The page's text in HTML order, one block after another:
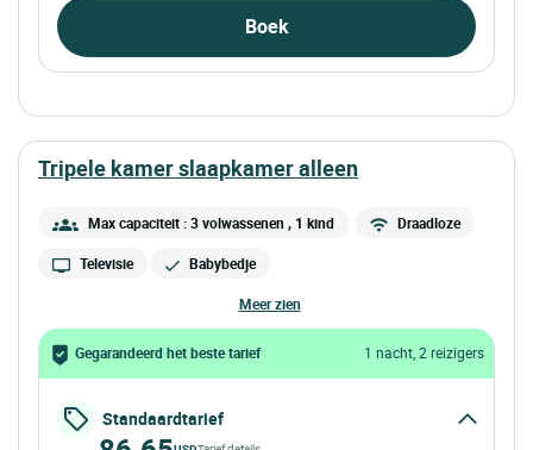
Boek
tripele kamer slaapkamer alleen
Max capaciteit : 3 volwassenen , 1 kind Draadloze
Televisie Babybedje
meer zien
Gegarandeerd het beste tarief 1 nacht, 2 reizigers
Standaardtarief